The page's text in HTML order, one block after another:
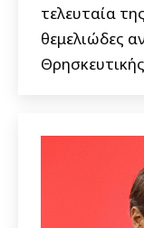
τελευταία
θεμελιώδες